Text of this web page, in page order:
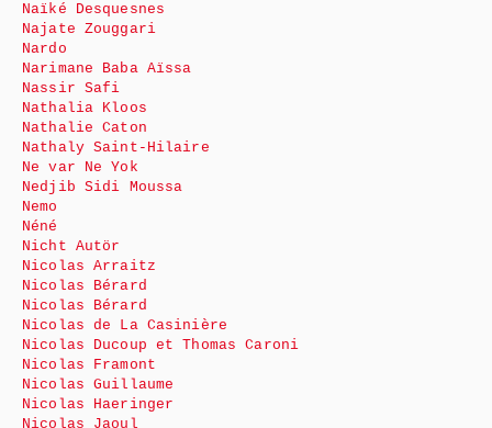
Naïké Desquesnes
Najate Zouggari
Nardo
Narimane Baba Aïssa
Nassir Safi
Nathalia Kloos
Nathalie Caton
Nathaly Saint-Hilaire
Ne var Ne Yok
Nedjib Sidi Moussa
Nemo
Néné
Nicht Autör
Nicolas Arraitz
Nicolas Bérard
Nicolas Bérard
Nicolas de La Casinière
Nicolas Ducoup et Thomas Caroni
Nicolas Framont
Nicolas Guillaume
Nicolas Haeringer
Nicolas Jaoul